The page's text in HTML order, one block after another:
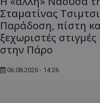
Σταματίνας
Παράδοση, πίστη
ξεχωριστές στιγμές
στην Πάρο
06.08.2026 - 14:26
VISITOR_PRIVACY_METADATA